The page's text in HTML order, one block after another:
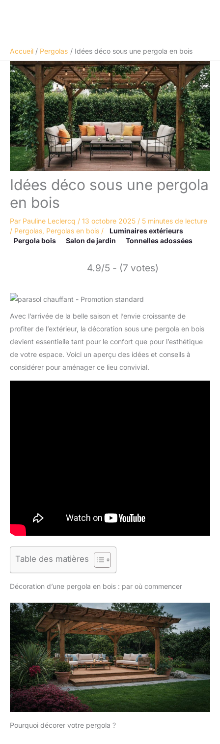
Accueil Pergolas Idées déco sous une pergola en bois
Idées déco sous une pergola
en bois
Par Pauline Leclercq / 13 octobre 2025 / 5 minutes de lecture
/ Pergolas, Pergolas en bois /
Luminaires extérieurs
Pergola bois
Salon de jardin Tonnelles adossées
4.9/5 - (7 votes)
Avec l’arrivée de la belle saison et l’envie croissante de
profiter de l’extérieur, la décoration sous une pergola en bois
devient essentielle tant pour le confort que pour l’esthétique
de votre espace. Voici un aperçu des idées et conseils à
considérer pour aménager ce lieu convivial.
Table des matières
Décoration d’une pergola en bois : par où commencer
Pourquoi décorer votre pergola ?